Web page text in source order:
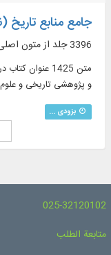
جامع منابع تاریخ (نور
3396 جلد از متون اصلی و پژوهشی تاریخی
و پژوهشی تاریخی و علوم
بزودی ...
025-32120102
متابعة الطلب